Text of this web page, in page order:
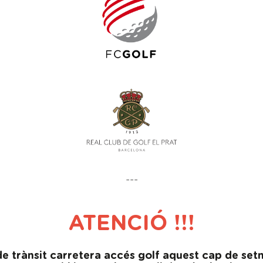
---
ATENCIÓ !!!
trànsit carretera accés golf aquest cap de